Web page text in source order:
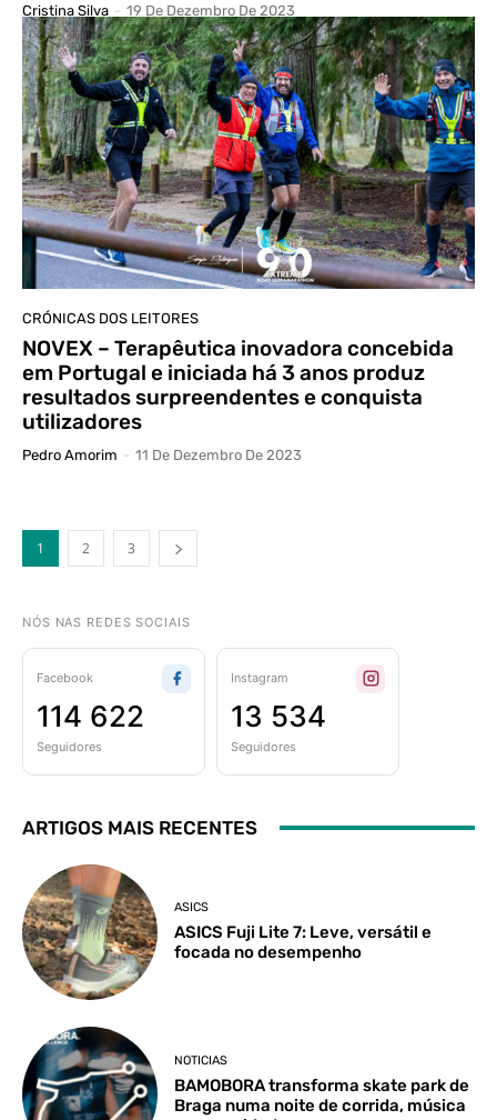
Cristina Silva - 19 De Dezembro De 2023
CRÓNICAS DOS LEITORES
NOVEX – Terapêutica inovadora concebida
em Portugal e iniciada há 3 anos produz
resultados surpreendentes e conquista
utilizadores
Pedro Amorim - 11 De Dezembro De 2023
1 2 3
NÓS NAS REDES SOCIAIS
Facebook
114 622
Seguidores
Instagram
13 534
Seguidores
ARTIGOS MAIS RECENTES
ASICS
ASICS Fuji Lite 7: Leve, versátil e
focada no desempenho
NOTICIAS
BAMOBORA transforma skate park de
Braga numa noite de corrida, música